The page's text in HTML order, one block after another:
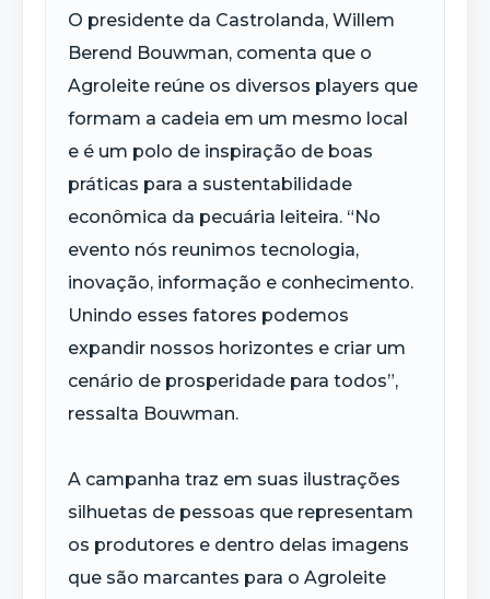
O presidente da Castrolanda, Willem
Berend Bouwman, comenta que o
Agroleite reúne os diversos players que
formam a cadeia em um mesmo local
e é um polo de inspiração de boas
práticas para a sustentabilidade
econômica da pecuária leiteira. “No
evento nós reunimos tecnologia,
inovação, informação e conhecimento.
Unindo esses fatores podemos
expandir nossos horizontes e criar um
cenário de prosperidade para todos”,
ressalta Bouwman.
A campanha traz em suas ilustrações
silhuetas de pessoas que representam
os produtores e dentro delas imagens
que são marcantes para o Agroleite